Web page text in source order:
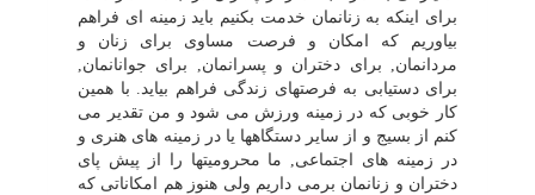
براى اینکه به زنانمان خدمت بکنیم باید زمینه اى فراهم
بیاوریم که امکان و فرصت مساوى براى زنان و
مردانمان, براى دختران و پسرانمان, براى جوانانمان,
براى دستیابى به فرصتهاى زندگى فراهم بیاید. با همین
کار خوبى که در زمینه ورزش مى شود و من تقدیر مى
کنم از بسیج و از سایر دستگاهها یا در زمینه هاى هنرى و
در زمینه هاى اجتماعى, ما محرومیتها را از پیش پاى
دختران و زنانمان برمى داریم ولى هنوز هم امکاناتى که